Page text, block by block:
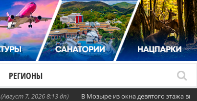
РЕГИОНЫ
(Август 7, 2026 8:13 дп) В Мозыре из окна девятого этажа